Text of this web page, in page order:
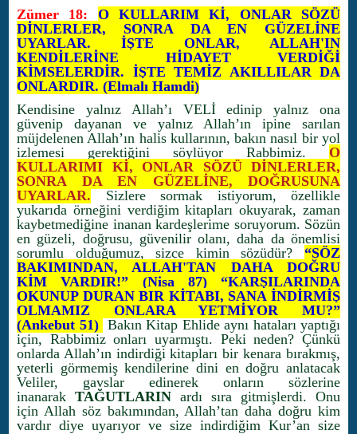
Zümer 18:
O KULLARIM Kİ, ONLAR SÖZÜ
DİNLERLER, SONRA DA EN GÜZELİNE
UYARLAR. İŞTE ONLAR, ALLAH'IN
KENDİLERİNE HİDAYET VERDİĞİ
KİMSELERDİR. İŞTE TEMİZ AKILLILAR DA
ONLARDIR. (Elmalı Hamdi)
Kendisine yalnız Allah’ı VELİ edinip yalnız ona
güvenip dayanan ve yalnız Allah’ın ipine sarılan
müjdelenen Allah’ın halis kullarının, bakın nasıl bir yol
izlemesi gerektiğini söylüyor Rabbimiz. O
KULLARIMI Kİ, ONLAR SÖZÜ DİNLERLER,
SONRA DA EN GÜZELİNE, DOĞRUSUNA
UYARLAR.
Sizlere sormak istiyorum, özellikle
yukarıda örneğini verdiğim kitapları okuyarak, zaman
kaybetmediğine inanan kardeşlerime soruyorum. Sözün
en güzeli, doğrusu, güvenilir olanı, daha da önemlisi
sorumlu olduğumuz, sizce kimin sözüdür?
“SÖZ
BAKIMINDAN, ALLAH'TAN DAHA DOĞRU
KİM VARDIR!” (Nisa 87) “KARŞILARINDA
OKUNUP DURAN BIR KİTABI, SANA İNDİRMİŞ
OLMAMIZ ONLARA YETMİYOR MU?”
(Ankebut 51) Bakın Kitap Ehlide aynı hataları yaptığı
için, Rabbimiz onları uyarmıştı. Peki neden? Çünkü
onlarda Allah’ın indirdiği kitapları bir kenara bırakmış,
yeterli görmemiş kendilerine dini en doğru anlatacak
Veliler, gavslar edinerek onların sözlerine
inanarak TAĞUTLARIN ardı sıra gitmişlerdi. Onu
için Allah söz bakımından, Allah’tan daha doğru kim
vardır diye uyarıyor ve size indirdiğim Kur’an size